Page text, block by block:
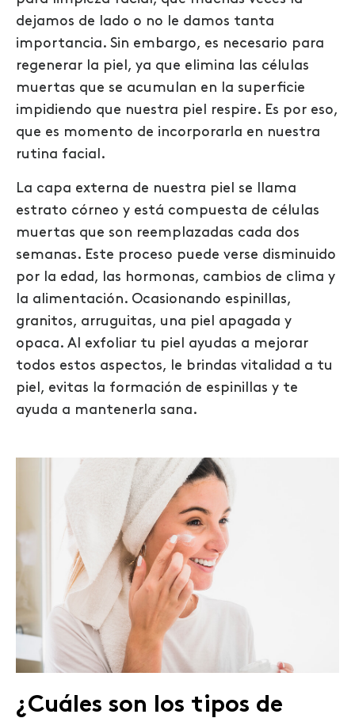
dejamos de lado o no le damos tanta
importancia. Sin embargo, es necesario para
regenerar la piel, ya que elimina las células
muertas que se acumulan en la superficie
impidiendo que nuestra piel respire. Es por eso,
que es momento de incorporarla en nuestra
rutina facial.
La capa externa de nuestra piel se llama
estrato córneo y está compuesta de células
muertas que son reemplazadas cada dos
semanas. Este proceso puede verse disminuido
por la edad, las hormonas, cambios de clima y
la alimentación. Ocasionando espinillas,
granitos, arruguitas, una piel apagada y
opaca. Al exfoliar tu piel ayudas a mejorar
todos estos aspectos, le brindas vitalidad a tu
piel, evitas la formación de espinillas y te
ayuda a mantenerla sana.
¿Cuáles son los tipos de